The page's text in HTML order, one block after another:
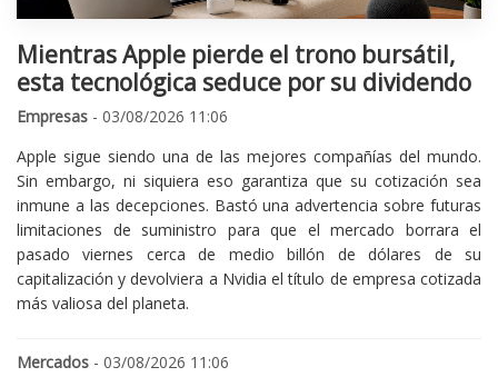
Mientras Apple pierde el trono bursátil,
esta tecnológica seduce por su dividendo
Empresas - 03/08/2026 11:06
Apple sigue siendo una de las mejores compañías del mundo.
Sin embargo, ni siquiera eso garantiza que su cotización sea
inmune a las decepciones. Bastó una advertencia sobre futuras
limitaciones de suministro para que el mercado borrara el
pasado viernes cerca de medio billón de dólares de su
capitalización y devolviera a Nvidia el título de empresa cotizada
más valiosa del planeta.
Mercados - 03/08/2026 11:06